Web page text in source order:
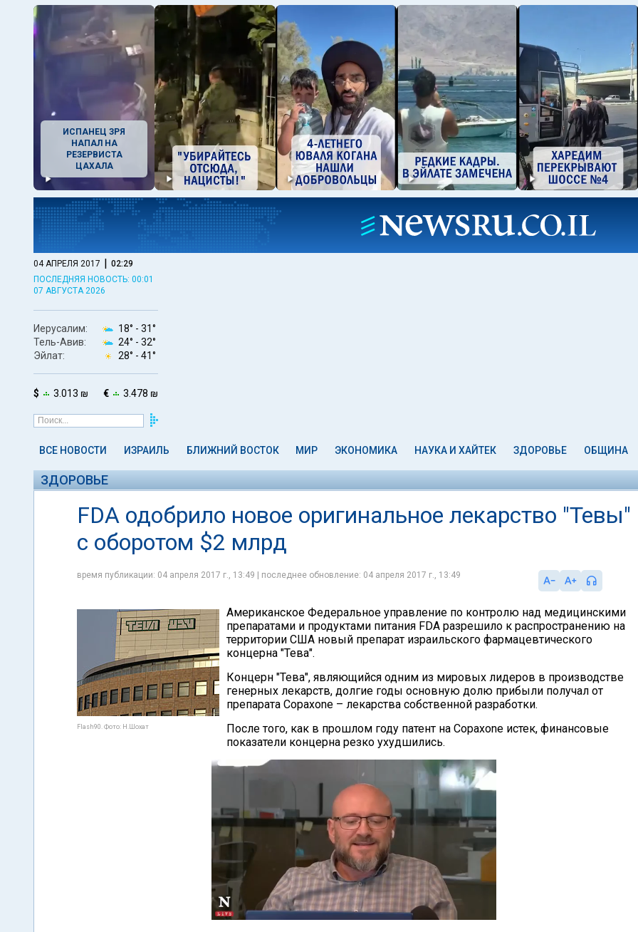
ИСПАНЕЦ ЗРЯ
НАПАЛ НА
РЕЗЕРВИСТА
ЦАХАЛА
04 АПРЕЛЯ 2017 | 02:29
ПОСЛЕДНЯЯ НОВОСТЬ: 00:01
07 АВГУСТА 2026
Иерусалим: 18° - 31°
Тель-Авив:
24° - 32°
Эйлат:
28° - 41°
$ 3.013 ₪ € 3.478 ₪
ВСЕ НОВОСТИ ИЗРАИЛЬ БЛИЖНИЙ ВОСТОК МИР ЭКОНОМИКА НАУКА И ХАЙТЕК ЗДОРОВЬЕ ОБЩИНА
ЗДОРОВЬЕ
FDA одобрило новое оригинальное лекарство "Тевы"
с оборотом $2 млрд
время публикации: 04 апреля 2017 г., 13:49 | последнее обновление: 04 апреля 2017 г., 13:49
Flash90. Фото: Н.Шохат
Американское Федеральное управление по контролю над медицинскими
препаратами и продуктами питания FDA разрешило к распространению на
территории США новый препарат израильского фармацевтического
концерна "Тева".
Концерн "Тева", являющийся одним из мировых лидеров в производстве
генерных лекарств, долгие годы основную долю прибыли получал от
препарата Copaxone – лекарства собственной разработки.
После того, как в прошлом году патент на Copaxone истек, финансовые
показатели концерна резко ухудшились.